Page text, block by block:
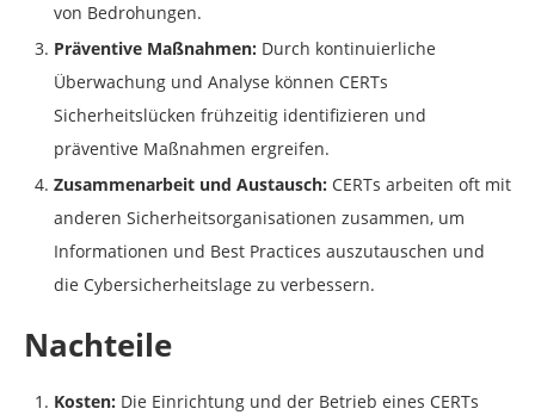
von Bedrohungen.
Präventive Maßnahmen: Durch kontinuierliche
Überwachung und Analyse können CERTs
Sicherheitslücken frühzeitig identifizieren und
präventive Maßnahmen ergreifen.
Zusammenarbeit und Austausch: CERTs arbeiten oft mit
anderen Sicherheitsorganisationen zusammen, um
Informationen und Best Practices auszutauschen und
die Cybersicherheitslage zu verbessern.
Nachteile
Kosten: Die Einrichtung und der Betrieb eines CERTs